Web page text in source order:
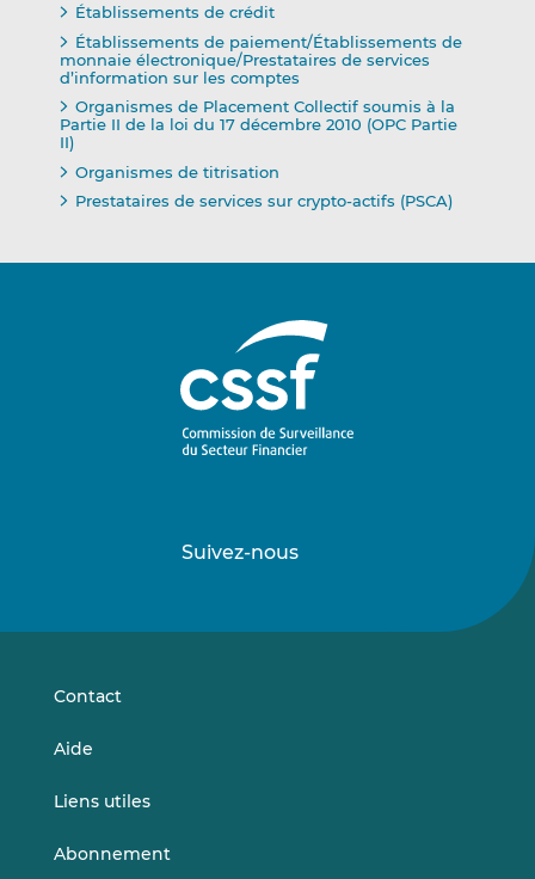
Établissements de crédit
Établissements de paiement/Établissements de
monnaie électronique/Prestataires de services
d’information sur les comptes
Organismes de Placement Collectif soumis à la
Partie II de la loi du 17 décembre 2010 (OPC Partie
II)
Organismes de titrisation
Prestataires de services sur crypto-actifs (PSCA)
Suivez-nous
sursur
Contact
Aide
Liens utiles
Abonnement